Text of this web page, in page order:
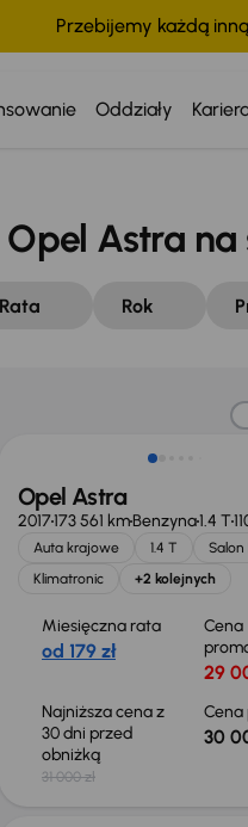
Przebijemy każdą
Oddziały
Astra
Rata Rok
Opel Astra
2017173 561 kmBenzyna1.4 T
Auta krajowe 1.4 T
Salon
Klimatronic
+2 kolejnych
Miesięczna rata
od 179 zł
Cena
29
Najniższa cena z
30 dni przed
obniżką
31 000 zł
Cena
30
Extra zniżka 1 300 zł